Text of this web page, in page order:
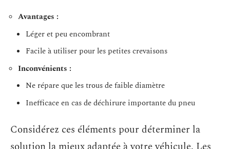
Avantages :
Léger et peu encombrant
Facile à utiliser pour les petites crevaisons
Inconvénients :
Ne répare que les trous de faible diamètre
Inefficace en cas de déchirure importante du pneu
Considérez ces éléments pour déterminer la